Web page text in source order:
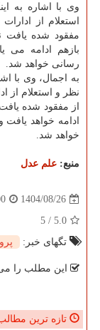
وی با اشاره به
استعلام از
مفقود شده یافت
بازهم ادامه
رسانی خواهد شد.
به اجمال، وی با
نظر و استعلام از
از مفقود شده
ادامه خواهد
خواهد شد.
منبع: علم عدل
1404/08/26
5.0
/
5
تگهای خبر:
این مطلب را
تازه ترین